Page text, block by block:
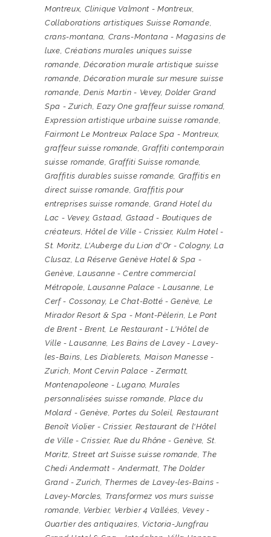
Montreux, Clinique Valmont - Montreux,
Collaborations artistiques Suisse Romande,
crans-montana, Crans-Montana - Magasins de
luxe, Créations murales uniques suisse
romande, Décoration murale artistique suisse
romande, Décoration murale sur mesure suisse
romande, Denis Martin - Vevey,Dolder Grand
Spa - Zurich,Eazy One graffeur suisse romand,
Expression artistique urbaine suisse romande,
Fairmont Le Montreux Palace Spa - Montreux,
graffeur suisse romande,Graffiti contemporain
suisse romande,Graffiti Suisse romande,
Graffitis durables suisse romande, Graffitis en
direct suisse romande, Graffitis pour
entreprises suisse romande,Grand Hotel du
Lac - Vevey,Gstaad, Gstaad - Boutiques de
créateurs,Hôtel de Ville - Crissier, Kulm Hotel -
St. Moritz, L'Auberge du Lion d'Or - Cologny, La
Clusaz,La Réserve Genève Hotel & Spa -
Genève,Lausanne - Centre commercial
Métropole,Lausanne Palace - Lausanne,Le
Cerf - Cossonay,Le Chat-Botté - Genève, Le
Mirador Resort & Spa - Mont-Pèlerin,Le Pont
de Brent - Brent, Le Restaurant - L'Hôtel de
Ville - Lausanne, Les Bains de Lavey - Lavey-
les-Bains,Les Diablerets, Maison Manesse -
Zurich,Mont Cervin Palace - Zermatt,
Montenapoleone - Lugano,Murales
personnalisées suisse romande,Place du
Molard - Genève,Portes du Soleil, Restaurant
Benoît Violier - Crissier, Restaurant de l'Hôtel
de Ville - Crissier, Rue du Rhône - Genève, St.
Moritz,Street art Suisse suisse romande, The
Chedi Andermatt - Andermatt, The Dolder
Grand - Zurich, Thermes de Lavey-les-Bains -
Lavey-Morcles, Transformez vos murs suisse
romande, Verbier, Verbier 4 Vallées, Vevey -
Quartier des antiquaires, Victoria-Jungfrau